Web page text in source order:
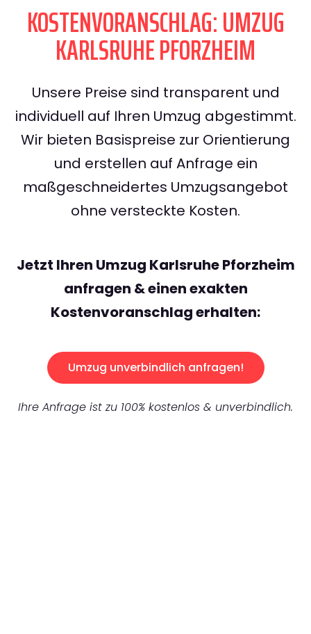
KOSTENVORANSCHLAG: UMZUG
KARLSRUHE PFORZHEIM
Unsere Preise sind transparent und
individuell auf Ihren Umzug abgestimmt.
Wir bieten Basispreise zur Orientierung
und erstellen auf Anfrage ein
maßgeschneidertes Umzugsangebot
ohne versteckte Kosten.
Jetzt Ihren Umzug Karlsruhe Pforzheim
anfragen & einen exakten
Kostenvoranschlag erhalten:
Umzug unverbindlich anfragen!
Ihre Anfrage ist zu 100% kostenlos & unverbindlich.